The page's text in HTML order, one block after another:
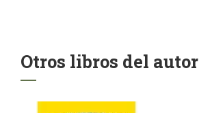
Otros libros del autor